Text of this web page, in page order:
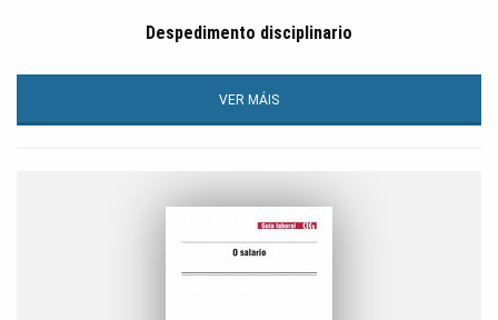
Despedimento disciplinario
VER MÁIS